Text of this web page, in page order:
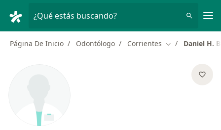
¿Qué estás buscando?
Página De Inicio Odontólogo Corrientes Cambiar de
Daniel H.